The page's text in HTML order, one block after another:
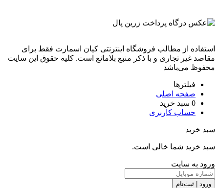
استفاده از مطالب فروشگاه اینترنتی کیان اسمارت فقط برای
مقاصد غیر تجاری و با ذکر منبع بلامانع است. کليه حقوق اين سايت
محفوظ می‌باشد
فیلترها
صفحه اصلی
0 سبد خرید
حساب کاربری
سبد خرید
سبد خرید شما خالی است.
ورود به سایت
ورود | ثبت‌نام